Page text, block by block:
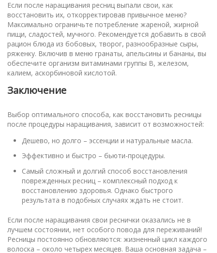
Если после наращивания ресниц выпали свои, как
восстановить их, откорректировав привычное меню?
Максимально ограничьте потребление жареной, жирной
пищи, сладостей, мучного. Рекомендуется добавить в свой
рацион блюда из бобовых, творог, разнообразные сыры,
ряженку. Включив в меню гранаты, апельсины и бананы, вы
обеспечите организм витаминами группы В, железом,
калием, аскорбиновой кислотой.
Заключение
Выбор оптимального способа, как восстановить ресницы
после процедуры наращивания, зависит от возможностей:
Дешево, но долго – эссенции и натуральные масла.
Эффективно и быстро – бьюти-процедуры.
Самый сложный и долгий способ восстановления
поврежденных ресниц – комплексный подход к
восстановлению здоровья. Однако быстрого
результата в подобных случаях ждать не стоит.
Если после наращивания свои реснички оказались не в
лучшем состоянии, нет особого повода для переживаний!
Ресницы постоянно обновляются: жизненный цикл каждого
волоска – около четырех месяцев. Ваша основная задача –